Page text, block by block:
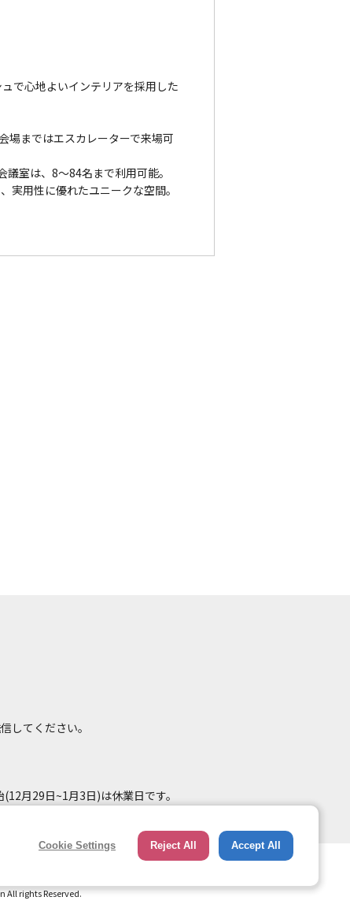
で心地よいインテリアを採用した
場まではエスカレーターで来場可
室は、8～84名まで利用可能。
実用性に優れたユニークな空間。
してください。
月29日~1月3日)は休業日です。
All rights Reserved.
Cookie Settings Reject All Accept All